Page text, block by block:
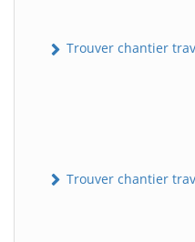
Trouver chantier
Trouver chantier